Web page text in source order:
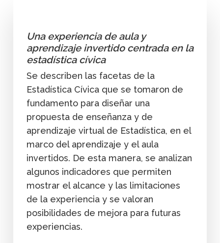
Una experiencia de aula y
aprendizaje invertido centrada en la
estadística cívica
Se describen las facetas de la
Estadística Cívica que se tomaron de
fundamento para diseñar una
propuesta de enseñanza y de
aprendizaje virtual de Estadística, en el
marco del aprendizaje y el aula
invertidos. De esta manera, se analizan
algunos indicadores que permiten
mostrar el alcance y las limitaciones
de la experiencia y se valoran
posibilidades de mejora para futuras
experiencias.